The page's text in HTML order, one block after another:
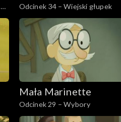
Odcinek 34 – Wiejski głupek
Mała Marinette
Odcinek 29 – Wybory